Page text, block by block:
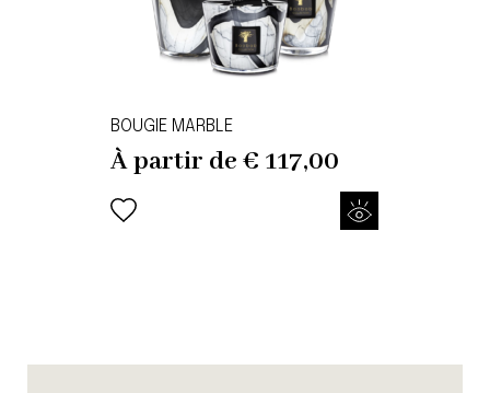
BOUGIE MARBLE
À partir de€ 117,00